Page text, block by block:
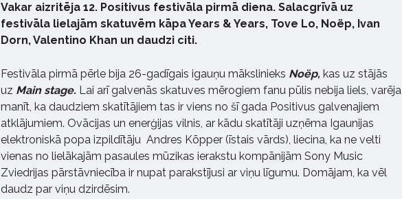
Vakar aizritēja 12. Positivus festivāla pirmā diena. Salacgrīvā uz
festivāla lielajām skatuvēm kāpa Years & Years, Tove Lo, Noëp, Ivan
Dorn, Valentino Khan un daudzi citi.
Festivāla pirmā pērle bija 26-gadīgais igauņu mākslinieks Noëp, kas uz stājās
uz Main stage. Lai arī galvenās skatuves mērogiem fanu pūlis nebija liels, varēja
manīt, ka daudziem skatītājiem tas ir viens no šī gada Positivus galvenajiem
atklājumiem. Ovācijas un enerģijas vilnis, ar kādu skatītāji uzņēma Igaunijas
elektroniskā popa izpildītāju Andres Kõpper (īstais vārds), liecina, ka ne velti
vienas no lielākajām pasaules mūzikas ierakstu kompānijām Sony Music
Zviedrijas pārstāvniecība ir nupat parakstījusi ar viņu līgumu. Domājam, ka vēl
daudz par viņu dzirdēsim.